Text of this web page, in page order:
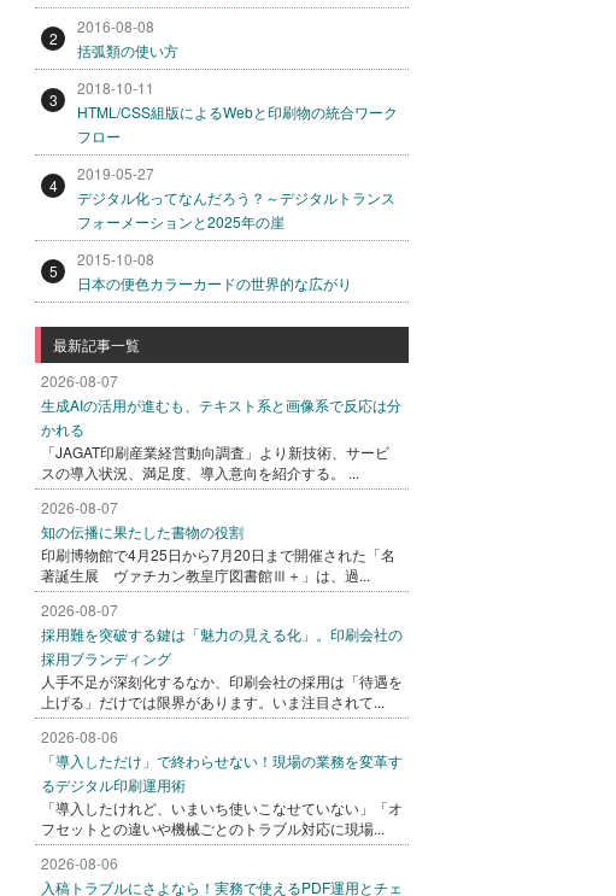
2
2016-08-08
括弧類の使い方
3
2018-10-11
HTML/CSS組版によるWebと印刷物の統合ワーク
フロー
4
2019-05-27
デジタル化ってなんだろう？～デジタルトランス
フォーメーションと2025年の崖
5
2015-10-08
日本の便色カラーカードの世界的な広がり
最新記事一覧
2026-08-07
生成AIの活用が進むも、テキスト系と画像系で反応は分
かれる
「JAGAT印刷産業経営動向調査」より新技術、サービ
スの導入状況、満足度、導入意向を紹介する。 ...
2026-08-07
知の伝播に果たした書物の役割
印刷博物館で4月25日から7月20日まで開催された「名
著誕生展 ヴァチカン教皇庁図書館Ⅲ＋」は、過...
2026-08-07
採用難を突破する鍵は「魅力の見える化」。印刷会社の
採用ブランディング
人手不足が深刻化するなか、印刷会社の採用は「待遇を
上げる」だけでは限界があります。いま注目されて...
2026-08-06
「導入しただけ」で終わらせない！現場の業務を変革す
るデジタル印刷運用術
「導入したけれど、いまいち使いこなせていない」「オ
フセットとの違いや機械ごとのトラブル対応に現場...
2026-08-06
入稿トラブルにさよなら！実務で使えるPDF運用とチェ